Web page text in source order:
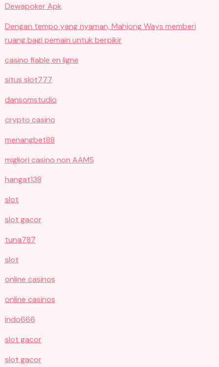
Dewapoker Apk
Dengan tempo yang nyaman, Mahjong Ways memberi
ruang bagi pemain untuk berpikir
casino fiable en ligne
situs slot777
dansomstudio
crypto casino
menangbet88
migliori casino non AAMS
hangat138
slot
slot gacor
tuna787
slot
online casinos
online casinos
indo666
slot gacor
slot gacor